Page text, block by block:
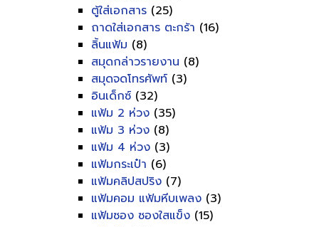
ตู้ใส่เอกสาร (25)
ถาดใส่เอกสาร ตะกร้า (16)
ลิ้นแฟ้ม (8)
สมุดกล่าวรายงาน (8)
สมุดจดโทรศัพท์ (3)
อินเด็กซ์ (32)
แฟ้ม 2 ห่วง (35)
แฟ้ม 3 ห่วง (8)
แฟ้ม 4 ห่วง (3)
แฟ้มกระเป๋า (6)
แฟ้มคลิปสปริง (7)
แฟ้มคอม แฟ้มหีบเพลง (3)
แฟ้มซอง ซองใสแข็ง (15)